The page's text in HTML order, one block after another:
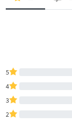
5
4
3
2